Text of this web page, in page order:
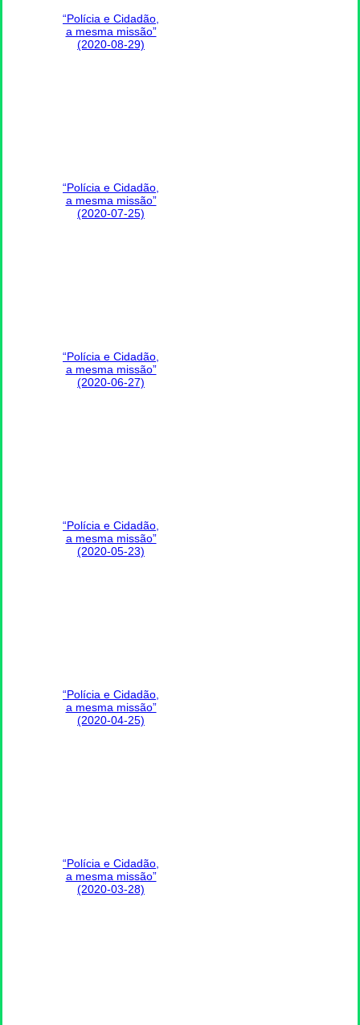
“Polícia e Cidadão,
a mesma missão”
(2020-08-29)
“Polícia e Cidadão,
a mesma missão”
(2020-07-25)
“Polícia e Cidadão,
a mesma missão”
(2020-06-27)
“Polícia e Cidadão,
a mesma missão”
(2020-05-23)
“Polícia e Cidadão,
a mesma missão”
(2020-04-25)
“Polícia e Cidadão,
a mesma missão”
(2020-03-28)